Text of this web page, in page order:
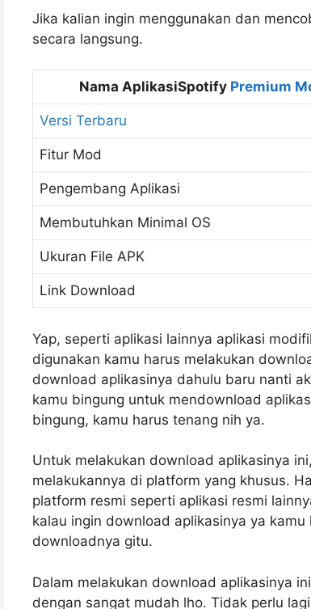
Jika kalian ingin menggunakan dan
secara langsung.
Nama AplikasiSpotify Premium
Versi Terbaru
Fitur Mod
Pengembang Aplikasi
Membutuhkan Minimal OS
Ukuran File APK
Link Download
Yap, seperti aplikasi lainnya aplikasi
digunakan kamu harus melakukan
download aplikasinya dahulu baru nanti
kamu bingung untuk mendownload
bingung, kamu harus tenang nih ya.
Untuk melakukan download aplikasinya
melakukannya di platform yang khusus.
platform resmi seperti aplikasi resmi
kalau ingin download aplikasinya ya
downloadnya gitu.
Dalam melakukan download aplikasinya
dengan sangat mudah lho. Tidak perlu